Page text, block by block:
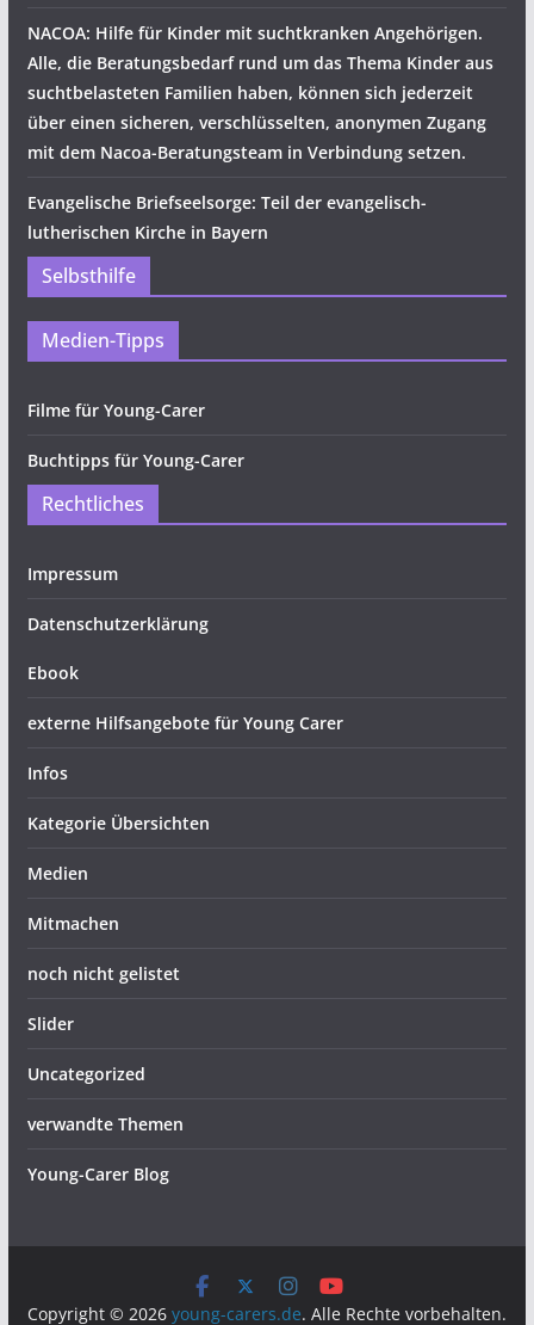
NACOA: Hilfe für Kinder mit suchtkranken Angehörigen.
Alle, die Beratungsbedarf rund um das Thema Kinder aus
suchtbelasteten Familien haben, können sich jederzeit
über einen sicheren, verschlüsselten, anonymen Zugang
mit dem Nacoa-Beratungsteam in Verbindung setzen.
Evangelische Briefseelsorge: Teil der evangelisch-
lutherischen Kirche in Bayern
Selbsthilfe
Medien-Tipps
Filme für Young-Carer
Buchtipps für Young-Carer
Rechtliches
Impressum
Datenschutzerklärung
Ebook
externe Hilfsangebote für Young Carer
Infos
Kategorie Übersichten
Medien
Mitmachen
noch nicht gelistet
Slider
Uncategorized
verwandte Themen
Young-Carer Blog
Copyright © 2026 young-carers.de. Alle Rechte vorbehalten.